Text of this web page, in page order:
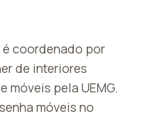
é coordenado por
de interiores
móveis pela UEMG.
móveis no